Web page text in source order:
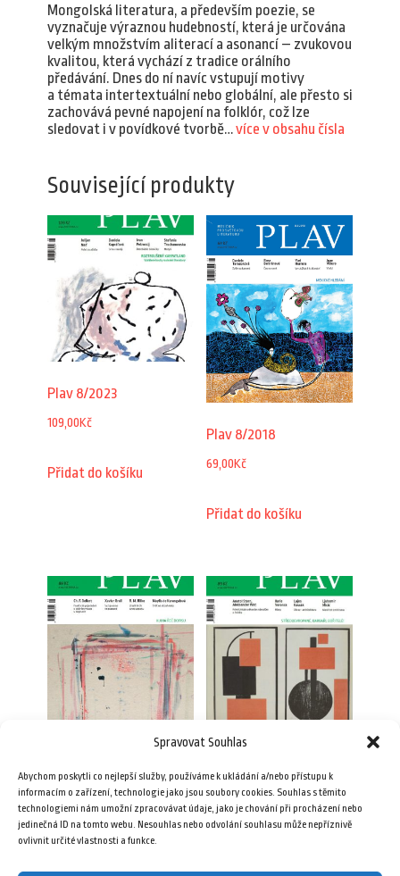
Spravovat Souhlas
Abychom poskytli co nejlepší služby, používáme k ukládání a/nebo přístupu k
informacím o zařízení, technologie jako jsou soubory cookies. Souhlas s těmito
technologiemi nám umožní zpracovávat údaje, jako je chování při procházení nebo
jedinečná ID na tomto webu. Nesouhlas nebo odvolání souhlasu může nepříznivě
ovlivnit určité vlastnosti a funkce.
Mongolská literatura, a především poezie, se
vyznačuje výraznou hudebností, která je určována
velkým množstvím aliterací a asonancí – zvukovou
kvalitou, která vychází z tradice orálního
předávání. Dnes do ní navíc vstupují motivy
a témata intertextuální nebo globální, ale přesto si
zachovává pevné napojení na folklór, což lze
sledovat i v povídkové tvorbě…více v obsahu čísla
Související produkty
Plav 8/2023
109,00Kč
Přidat do košíku
Plav 8/2018
69,00Kč
Přidat do košíku
Plav 8/2019 (e-book)
65,00Kč
Přidat do košíku
89,00Kč
Přidat do košíku